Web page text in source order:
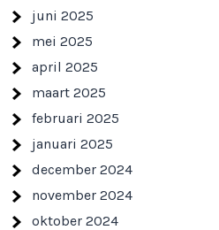
juni 2025
mei 2025
april 2025
maart 2025
februari 2025
januari 2025
december 2024
november 2024
oktober 2024